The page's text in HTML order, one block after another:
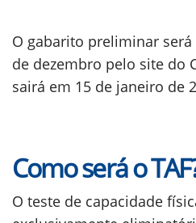
O gabarito preliminar
de dezembro pelo site do
sairá em 15 de janeiro de
Como será o
O teste de capacidade